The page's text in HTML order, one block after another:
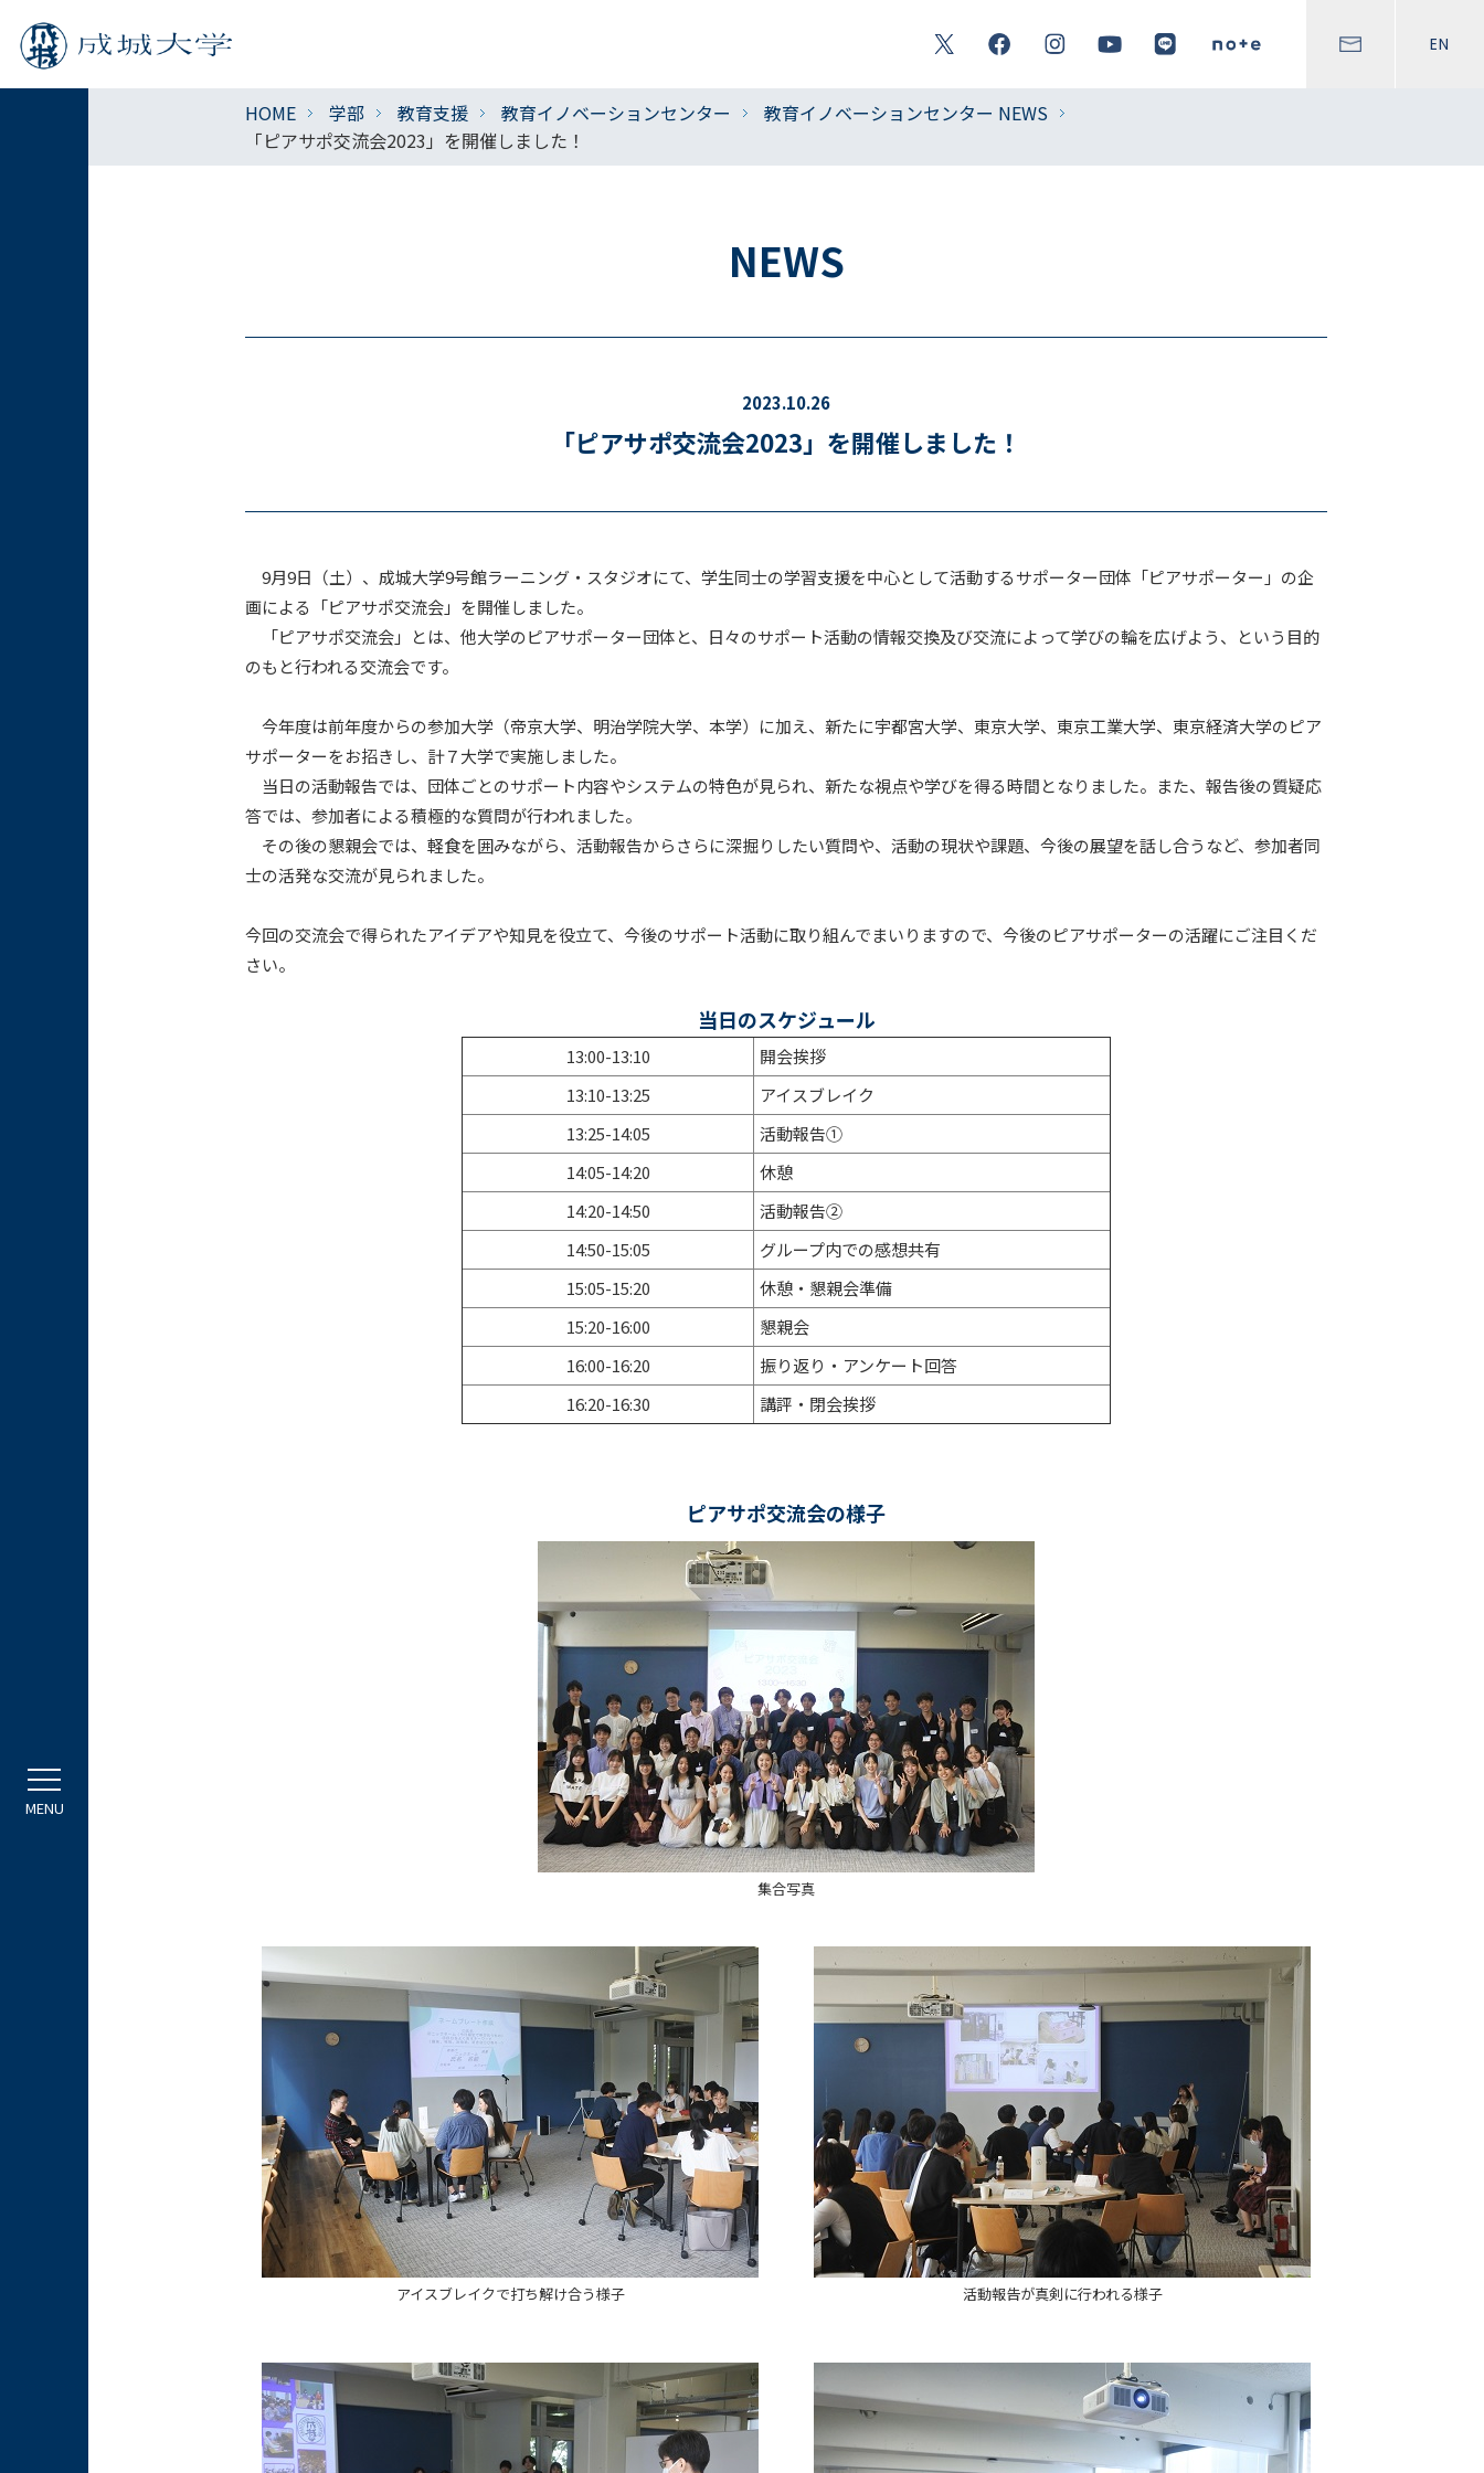
EN
HOME 学部 教育支援 教育イノベーションセンター
教育イノベーションセンター NEWS
「ピアサポ交流会2023」を開催しました！
NEWS
2023.10.26
「ピアサポ交流会2023」を開催しました！
9月9日（土）、成城大学9号館ラーニング・スタジオにて、学生同士の学習支援を中心として活動するサポーター団体「ピアサポーター」の企
画による「ピアサポ交流会」を開催しました。
「ピアサポ交流会」とは、他大学のピアサポーター団体と、日々のサポート活動の情報交換及び交流によって学びの輪を広げよう、という目的
のもと行われる交流会です。
今年度は前年度からの参加大学（帝京大学、明治学院大学、本学）に加え、新たに宇都宮大学、東京大学、東京工業大学、東京経済大学のピア
サポーターをお招きし、計７大学で実施しました。
当日の活動報告では、団体ごとのサポート内容やシステムの特色が見られ、新たな視点や学びを得る時間となりました。また、報告後の質疑応
答では、参加者による積極的な質問が行われました。
その後の懇親会では、軽食を囲みながら、活動報告からさらに深掘りしたい質問や、活動の現状や課題、今後の展望を話し合うなど、参加者同
士の活発な交流が見られました。
今回の交流会で得られたアイデアや知見を役立て、今後のサポート活動に取り組んでまいりますので、今後のピアサポーターの活躍にご注目くだ
さい。
当日のスケジュール
13:00-13:10
開会挨拶
13:10-13:25
アイスブレイク
13:25-14:05
活動報告①
14:05-14:20
休憩
14:20-14:50
活動報告②
14:50-15:05
グループ内での感想共有
15:05-15:20
休憩・懇親会準備
15:20-16:00
懇親会
16:00-16:20
振り返り・アンケート回答
16:20-16:30
講評・閉会挨拶
ピアサポ交流会の様子
集合写真
アイスブレイクで打ち解け合う様子 活動報告が真剣に行われる様子